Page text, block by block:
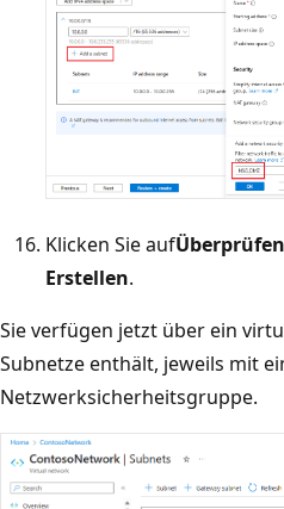
Klicken Sie auf
Erstellen.
Sie verfügen jetzt über ein
Subnetze enthält, jeweils mit
Netzwerksicherheitsgruppe.